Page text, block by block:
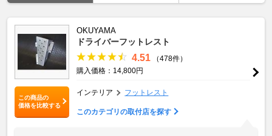
この商品の
価格を比較する
OKUYAMA
ドライバーフットレスト
4.51
（478件）
購入価格：14,800円
インテリア フットレスト
このカテゴリの取付店を探す